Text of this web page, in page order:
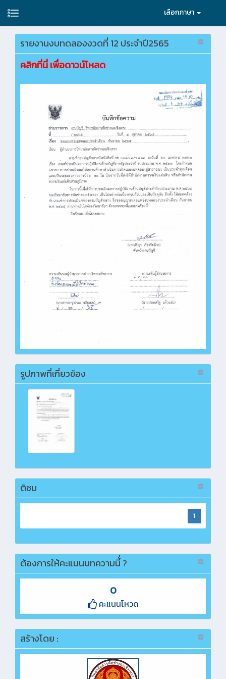
เลือกภาษา
รายงานงบทดลองงวดที่ 12 ประจำปี2565
คลิกที่นี่ เพื่อดาวน์โหลด
รูปภาพที่เกี่ยวข้อง
ติชม
1
ต้องการให้คะแนนบทความนี้่ ?
0
คะแนนโหวด
สร้างโดย :